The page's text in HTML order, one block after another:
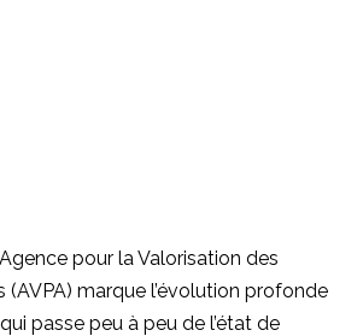
pour la Valorisation des
(AVPA) marque l’évolution profonde
passe peu à peu de l’état de